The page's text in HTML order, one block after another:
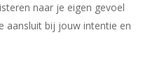
naar je eigen gevoel
aansluit bij jouw intentie en